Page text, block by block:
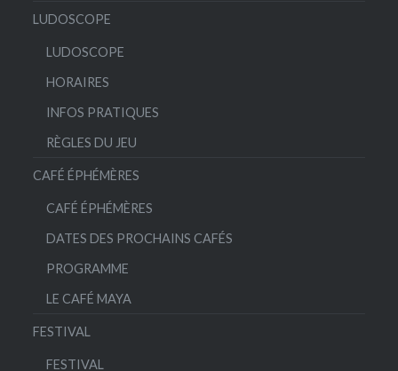
LUDOSCOPE
LUDOSCOPE
HORAIRES
INFOS PRATIQUES
RÈGLES DU JEU
CAFÉ ÉPHÉMÈRES
CAFÉ ÉPHÉMÈRES
DATES DES PROCHAINS CAFÉS
PROGRAMME
LE CAFÉ MAYA
FESTIVAL
FESTIVAL